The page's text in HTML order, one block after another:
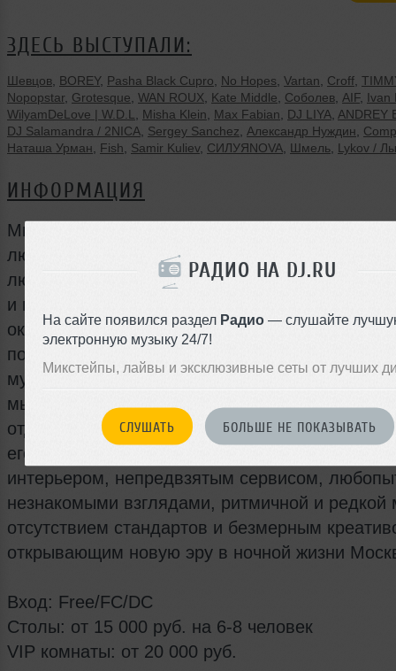
РАДИО НА DJ.RU
На сайте появился раздел Радио — слушайте
электронную музыку 24/7!
Микстейпы, лайвы и эксклюзивные сеты от лучших
СЛУШАТЬ БОЛЬШЕ НЕ ПОКАЗЫВАТЬ
ЗДЕСЬ ВЫСТУПАЛИ:
Шевцов BOREY, Pasha Black Cupro No Hopes Vartan Croff
Nopopstar Grotesque WAN ROUX Kate Middle Соболев AIF, Ivan
WilyamDeLove | W.D.L
Misha Klein Max Fabian DJ LIYA ANDREY
DJ Salamandra / 2NICA Sergey Sanchez Александр Нуждин
Наташа Урман
Fish Samir Kuliev, СИЛУЯNOVA Шмель Lykov /
ИНФОРМАЦИЯ
Мы ценим встречи с друзьями и комфорт,
людей вокруг и отсутсвие высокомерных
любим чувствовать себя внутри, а не
и не знаем, где находится то место, где
окунуться в великолепную и дружелюбную
поддаться соблазнам и насладиться
музыкой. Проекты уходят, а люди остаются.
мы вместе и мы знаем идеальный рецепт
отдыха в кругу друзей. Bandos - это ваш
его, откройте дверь и насладитесь роскошным
интерьером, непредвзятым сервисом,
незнакомыми взглядами, ритмичной и редкой
отсутствием стандартов и безмерным
открывающим новую эру в ночной жизни
Вход: Free/FC/DC
Столы: от 15 000 руб. на 6-8 человек
VIP комнаты: от 20 000 руб.